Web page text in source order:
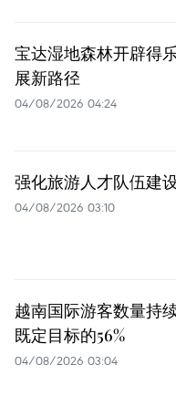
宝达湿地森林开辟得
展新路径
04/08/2026 04:24
强化旅游人才队伍建
04/08/2026 03:10
越南国际游客数量持
既定目标的56%
04/08/2026 03:04